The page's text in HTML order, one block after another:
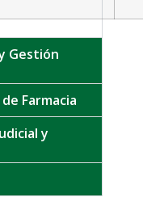
Gestión
Farmacia
y